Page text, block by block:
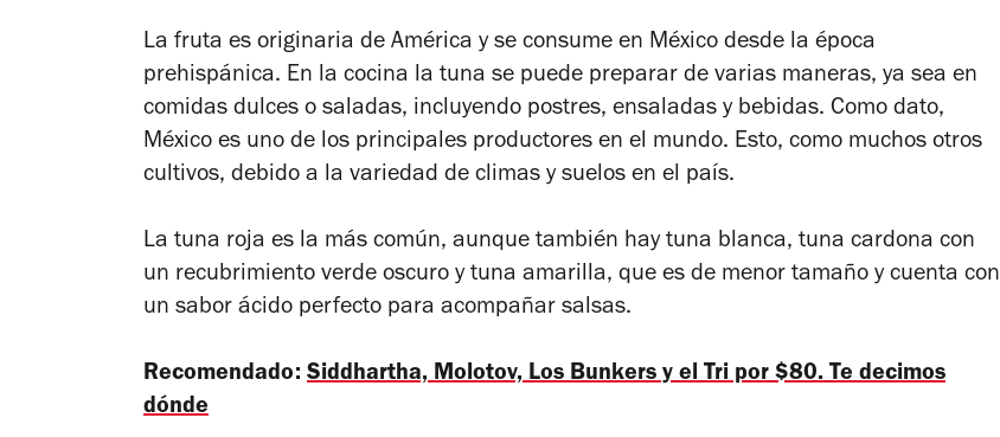
La fruta es originaria de América y se consume en México desde la época
prehispánica. En la cocina la tuna se puede preparar de varias maneras, ya sea en
comidas dulces o saladas, incluyendo postres, ensaladas y bebidas. Como dato,
México es uno de los principales productores en el mundo. Esto, como muchos otros
cultivos, debido a la variedad de climas y suelos en el país.
La tuna roja es la más común, aunque también hay tuna blanca, tuna cardona con
un recubrimiento verde oscuro y tuna amarilla, que es de menor tamaño y cuenta con
un sabor ácido perfecto para acompañar salsas.
Recomendado: Siddhartha, Molotov, Los Bunkers y el Tri por $80. Te decimos
dónde